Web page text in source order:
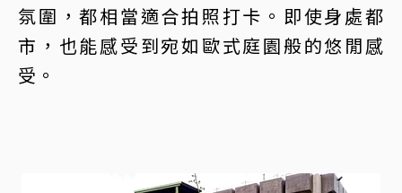
氛圍，都相當適合拍照打卡。即使身處都
市，也能感受到宛如歐式庭園般的悠閒感
受。